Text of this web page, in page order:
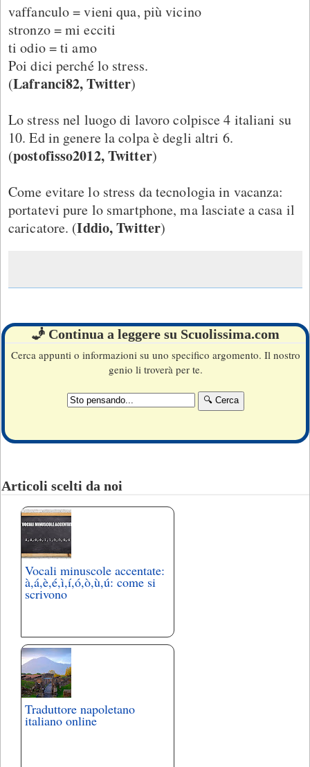
vaffanculo = vieni qua, più vicino
stronzo = mi ecciti
ti odio = ti amo
Poi dici perché lo stress.
(Lafranci82, Twitter)
Lo stress nel luogo di lavoro colpisce 4 italiani su
10. Ed in genere la colpa è degli altri 6.
(postofisso2012, Twitter)
Come evitare lo stress da tecnologia in vacanza:
portatevi pure lo smartphone, ma lasciate a casa il
caricatore. (Iddio, Twitter)
🧞 Continua a leggere su Scuolissima.com
Cerca appunti o informazioni su uno specifico argomento. Il nostro
genio li troverà per te.
Articoli scelti da noi
Vocali minuscole accentate:
à,á,è,é,ì,í,ó,ò,ù,ú: come si
scrivono
Traduttore napoletano
italiano online